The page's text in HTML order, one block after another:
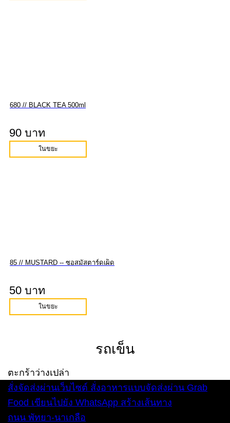
680 // BLACK TEA 500ml
90 บาท
ในขยะ
85 // MUSTARD -- ซอสมัสตาร์ดเผ็ด
50 บาท
ในขยะ
รถเข็น
ตะกร้าว่างเปล่า
สั่งจัดส่งผ่านเว็บไซต์ สั่งอาหารแบบจัดส่งผ่าน Grab
Food เขียนไปยัง WhatsApp สร้างเส้นทาง
ถนน พัทยา-นาเกลือ